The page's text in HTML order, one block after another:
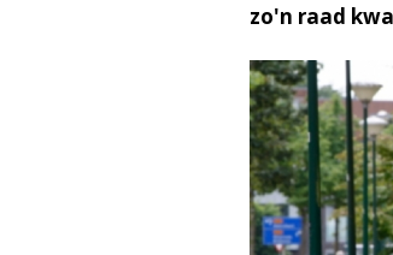
zo'n raad